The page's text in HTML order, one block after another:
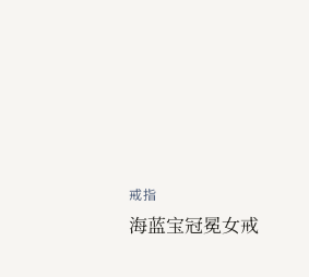
戒指
海蓝宝冠冕女戒